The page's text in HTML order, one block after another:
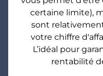
certaine limite),
sont relativement
votre chiffre
L’idéal pour
rentabilité